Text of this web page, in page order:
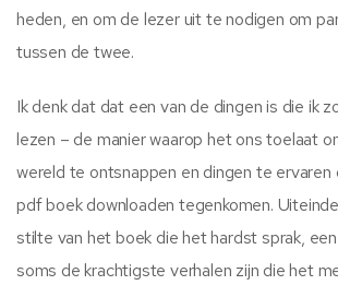
heden, en om de lezer uit te nodigen om
tussen de twee.
Ik denk dat dat een van de dingen is die ik
lezen – de manier waarop het ons toelaat
wereld te ontsnappen en dingen te ervaren
pdf boek downloaden tegenkomen.
stilte van het boek die het hardst sprak,
soms de krachtigste verhalen zijn die het